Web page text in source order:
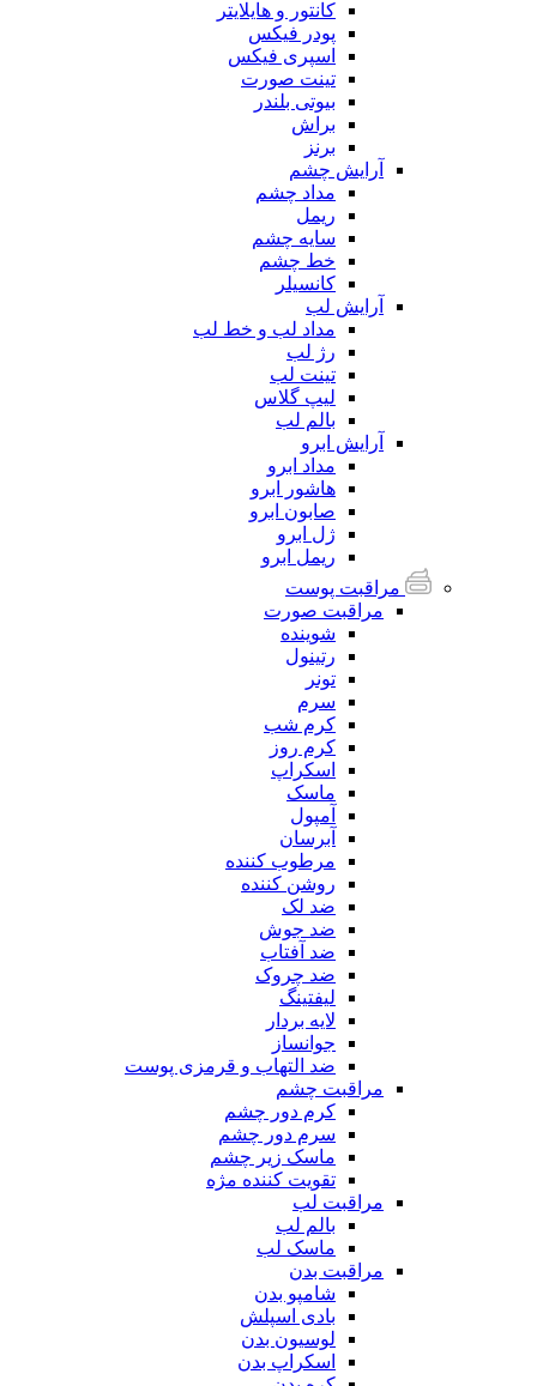
کانتور و هایلایتر
پودر فیکس
اسپری فیکس
تینت صورت
بیوتی بلندر
براش
برنز
آرایش چشم
مداد چشم
ریمل
سایه چشم
خط چشم
کانسیلر
آرایش لب
مداد لب و خط لب
رژ لب
تینت لب
لیپ گلاس
بالم لب
آرایش ابرو
مداد ابرو
هاشور ابرو
صابون ابرو
ژل ابرو
ریمل ابرو
مراقبت پوست
مراقبت صورت
شوینده
رتینول
تونر
سرم
کرم شب
کرم روز
اسکراپ
ماسک
آمپول
آبرسان
مرطوب کننده
روشن کننده
ضد لک
ضد جوش
ضد آفتاب
ضد چروک
لیفتینگ
لایه بردار
جوانساز
ضد التهاب و قرمزی پوست
مراقبت چشم
کرم دور چشم
سرم دور چشم
ماسک زیر چشم
تقویت کننده مژه
مراقبت لب
بالم لب
ماسک لب
مراقبت بدن
شامپو بدن
بادی اسپلش
لوسیون بدن
اسکراپ بدن